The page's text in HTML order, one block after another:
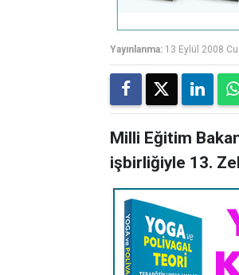
Yayınlanma: 13 Eylül 2008
Milli Eğitim
işbirliğiyle 13.